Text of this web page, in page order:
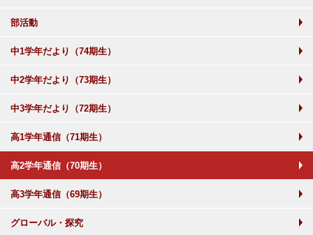
部活動
中1学年だより（74期生）
中2学年だより（73期生）
中3学年だより（72期生）
高1学年通信（71期生）
高2学年通信（70期生）
高3学年通信（69期生）
グローバル・探究